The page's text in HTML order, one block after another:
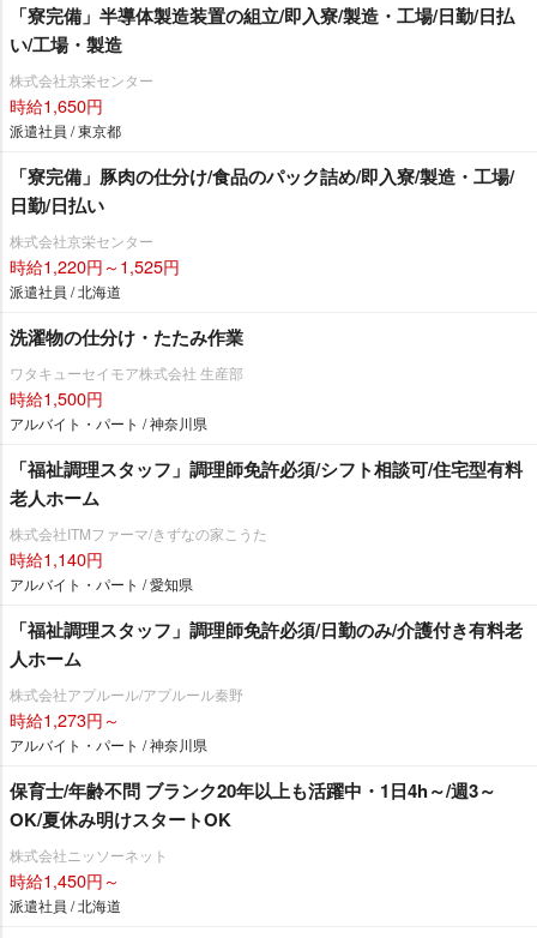
「寮完備」半導体製造装置の組立/即入寮/製造・工場/日勤/日払
い/工場・製造
株式会社京栄センター
時給1,650円
派遣社員 / 東京都
「寮完備」豚肉の仕分け/食品のパック詰め/即入寮/製造・工場/
日勤/日払い
株式会社京栄センター
時給1,220円～1,525円
派遣社員 / 北海道
洗濯物の仕分け・たたみ作業
ワタキューセイモア株式会社 生産部
時給1,500円
アルバイト・パート / 神奈川県
「福祉調理スタッフ」調理師免許必須/シフト相談可/住宅型有料
老人ホーム
株式会社ITMファーマ/きずなの家こうた
時給1,140円
アルバイト・パート / 愛知県
「福祉調理スタッフ」調理師免許必須/日勤のみ/介護付き有料老
人ホーム
株式会社アプルール/アプルール秦野
時給1,273円～
アルバイト・パート / 神奈川県
保育士/年齢不問 ブランク20年以上も活躍中・1日4h～/週3～
OK/夏休み明けスタートOK
株式会社ニッソーネット
時給1,450円～
派遣社員 / 北海道